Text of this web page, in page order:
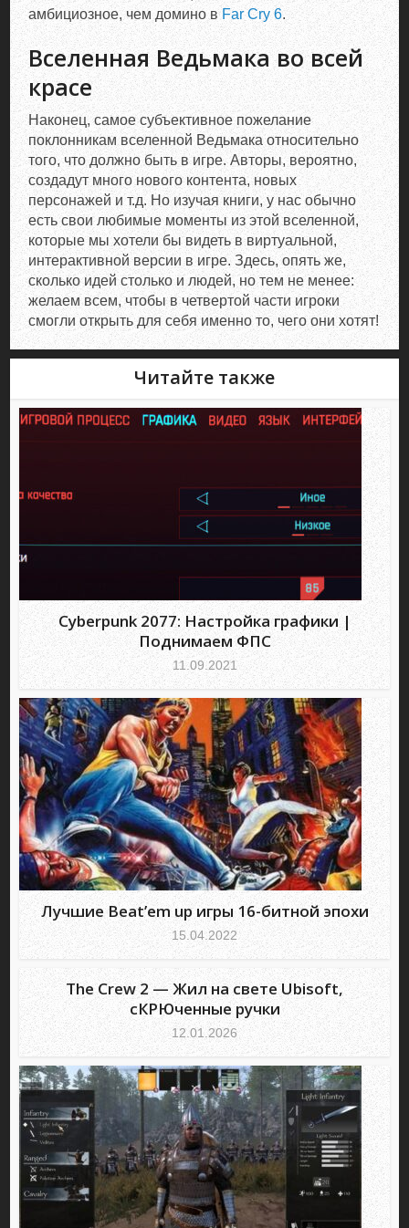
амбициозное, чем домино в Far Cry 6.
Вселенная Ведьмака во всей
красе
Наконец, самое субъективное пожелание
поклонникам вселенной Ведьмака относительно
того, что должно быть в игре. Авторы, вероятно,
создадут много нового контента, новых
персонажей и т.д. Но изучая книги, у нас обычно
есть свои любимые моменты из этой вселенной,
которые мы хотели бы видеть в виртуальной,
интерактивной версии в игре. Здесь, опять же,
сколько идей столько и людей, но тем не менее:
желаем всем, чтобы в четвертой части игроки
смогли открыть для себя именно то, чего они хотят!
Читайте также
Cyberpunk 2077: Настройка графики |
Поднимаем ФПС
11.09.2021
Лучшие Beat’em up игры 16-битной эпохи
15.04.2022
The Crew 2 — Жил на свете Ubisoft,
сКРЮченные ручки
12.01.2026